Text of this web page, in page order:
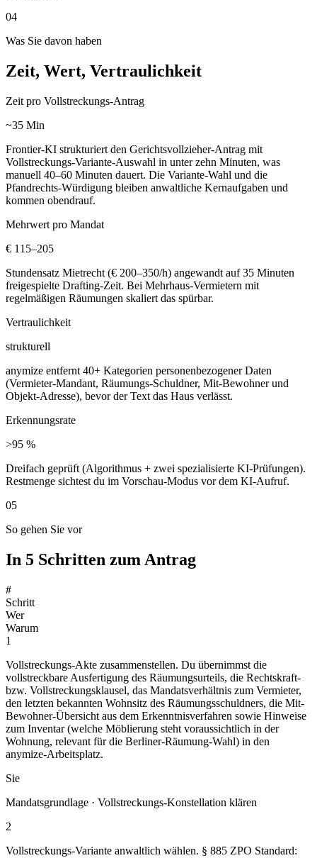
04
Was Sie davon haben
Zeit, Wert, Vertraulichkeit
Zeit pro Vollstreckungs-Antrag
~35 Min
Frontier-KI strukturiert den Gerichtsvollzieher-Antrag mit
Vollstreckungs-Variante-Auswahl in unter zehn Minuten, was
manuell 40–60 Minuten dauert. Die Variante-Wahl und die
Pfandrechts-Würdigung bleiben anwaltliche Kernaufgaben und
kommen obendrauf.
Mehrwert pro Mandat
€ 115–205
Stundensatz Mietrecht (€ 200–350/h) angewandt auf 35 Minuten
freigespielte Drafting-Zeit. Bei Mehrhaus-Vermietern mit
regelmäßigen Räumungen skaliert das spürbar.
Vertraulichkeit
strukturell
anymize entfernt 40+ Kategorien personenbezogener Daten
(Vermieter-Mandant, Räumungs-Schuldner, Mit-Bewohner und
Objekt-Adresse), bevor der Text das Haus verlässt.
Erkennungsrate
>95 %
Dreifach geprüft (Algorithmus + zwei spezialisierte KI-Prüfungen).
Restmenge sichtest du im Vorschau-Modus vor dem KI-Aufruf.
05
So gehen Sie vor
In 5 Schritten zum Antrag
#
Schritt
Wer
Warum
1
Vollstreckungs-Akte zusammenstellen. Du übernimmst die
vollstreckbare Ausfertigung des Räumungsurteils, die Rechtskraft-
bzw. Vollstreckungsklausel, das Mandatsverhältnis zum Vermieter,
den letzten bekannten Wohnsitz des Räumungsschuldners, die Mit-
Bewohner-Übersicht aus dem Erkenntnisverfahren sowie Hinweise
zum Inventar (welche Möblierung steht voraussichtlich in der
Wohnung, relevant für die Berliner-Räumung-Wahl) in den
anymize-Arbeitsplatz.
Sie
Mandatsgrundlage · Vollstreckungs-Konstellation klären
2
Vollstreckungs-Variante anwaltlich wählen. § 885 ZPO Standard: